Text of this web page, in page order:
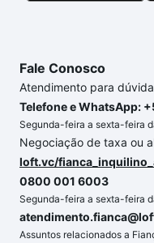
Fale Conosco
Atendimento para
Telefone e WhatsApp:
Segunda-feira a sexta-feira
Negociação de taxa ou
loft.vc/
0800 001 6003
Segunda-feira a sexta-feira
Assuntos relacionados a